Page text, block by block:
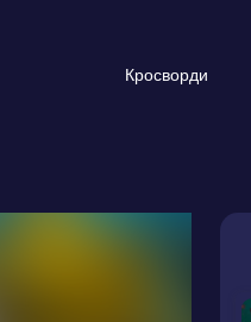
Кросворди